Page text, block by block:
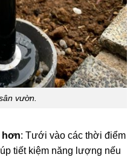
vườn.
hơn: Tưới vào các thời điểm
tiết kiệm năng lượng nếu